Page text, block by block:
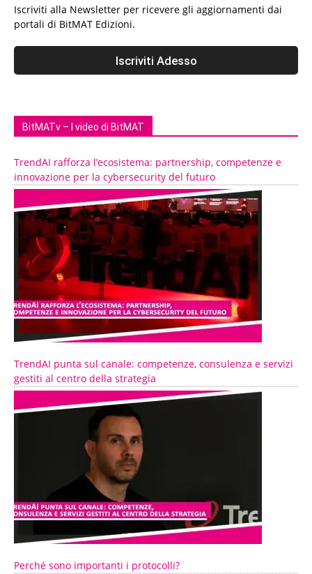
Iscriviti alla Newsletter per ricevere gli aggiornamenti dai
portali di BitMAT Edizioni.
BitMATv – I video di BitMAT
TrendAI rafforza l’ecosistema: partnership, competenze e
innovazione per la cybersecurity del futuro
TrendAI punta sul canale: competenze, consulenza e servizi
gestiti al centro della strategia
Perché sono importanti i protocolli?